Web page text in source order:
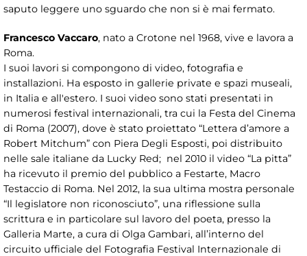
saputo leggere uno sguardo che non si è mai fermato.
Francesco Vaccaro, nato a Crotone nel 1968, vive e lavora a
Roma.
I suoi lavori si compongono di video, fotografia e
installazioni. Ha esposto in gallerie private e spazi museali,
in Italia e all'estero. I suoi video sono stati presentati in
numerosi festival internazionali, tra cui la Festa del Cinema
di Roma (2007), dove è stato proiettato “Lettera d’amore a
Robert Mitchum” con Piera Degli Esposti, poi distribuito
nelle sale italiane da Lucky Red; nel 2010 il video “La pitta”
ha ricevuto il premio del pubblico a Festarte, Macro
Testaccio di Roma. Nel 2012, la sua ultima mostra personale
“Il legislatore non riconosciuto”, una riflessione sulla
scrittura e in particolare sul lavoro del poeta, presso la
Galleria Marte, a cura di Olga Gambari, all’interno del
circuito ufficiale del Fotografia Festival Internazionale di